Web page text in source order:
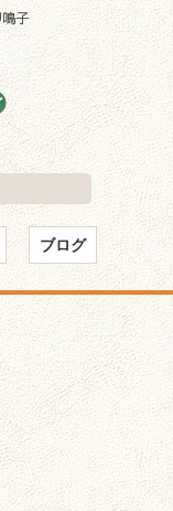
ブログ